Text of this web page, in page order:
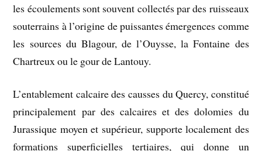
les écoulements sont souvent collectés par des ruisseaux
souterrains à l’origine de puissantes émergences comme
les sources du Blagour, de l’Ouysse, la Fontaine des
Chartreux ou le gour de Lantouy.
L’entablement calcaire des causses du Quercy, constitué
principalement par des calcaires et des dolomies du
Jurassique moyen et supérieur, supporte localement des
formations superficielles tertiaires, qui donne un